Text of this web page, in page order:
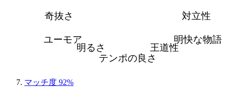
対立性
明快な物語
王道性
テンポの良さ
明るさ
ユーモア
奇抜さ
マッチ度 92%